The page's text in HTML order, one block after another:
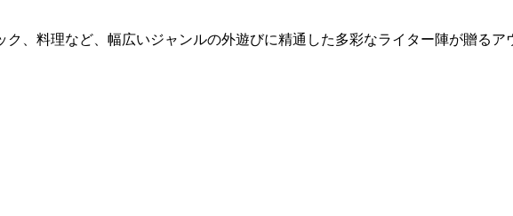
、料理など、幅広いジャンルの外遊びに精通した多彩なライター陣が贈る